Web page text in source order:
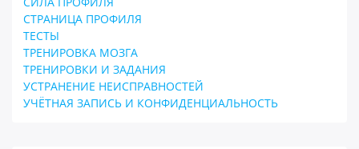
СТРАНИЦА ПРОФИЛЯ
ТЕСТЫ
ТРЕНИРОВКА МОЗГА
ТРЕНИРОВКИ И ЗАДАНИЯ
УСТРАНЕНИЕ НЕИСПРАВНОСТЕЙ
УЧЁТНАЯ ЗАПИСЬ И КОНФИДЕНЦИАЛЬНОСТЬ